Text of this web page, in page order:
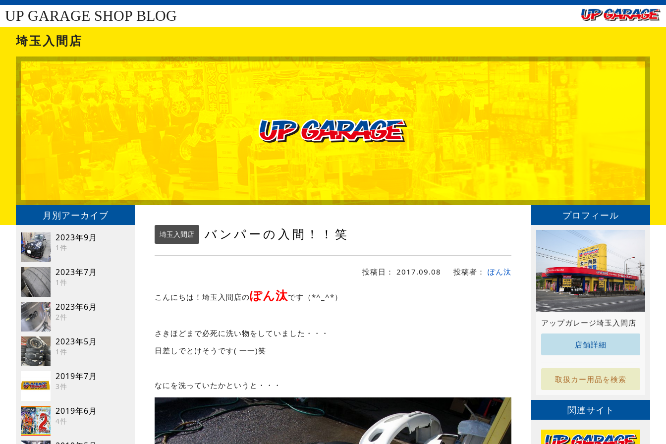
UP GARAGE SHOP BLOG
埼玉入間店
月別アーカイブ
2023年9月
1件
2023年7月
1件
2023年6月
2件
2023年5月
1件
2019年7月
3件
2019年6月
4件
埼玉入間店 バンパーの入間！！笑
投稿日： 2017.09.08 投稿者： ぽん汰
こんにちは！埼玉入間店のぽん汰です（*^_^*）
さきほどまで必死に洗い物をしていました・・・
日差しでとけそうです( 一一)笑
なにを洗っていたかというと・・・
プロフィール
アップガレージ埼玉入間店
店舗詳細
取扱カー用品を検索
関連サイト